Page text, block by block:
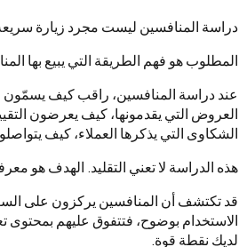
دراسة المنافسين ليست مجرد زيارة
المطلوب هو فهم الطريقة التي يبيع بها
عند دراسة المنافسين، راقب كيف يسمّون
العروض التي يقدمونها، كيف يعرضون
الشكاوى التي يذكرها العملاء، كيف
هذه الدراسة لا تعني التقليد. الهدف هو
قد تكتشف أن المنافسين يركزون على
الاستخدام بوضوح، فتتفوق عليهم
لديك نقطة قوة.